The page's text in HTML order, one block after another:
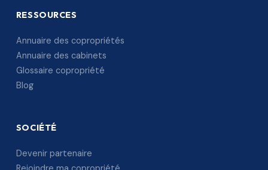
RESSOURCES
Annuaire des copropriétés
Annuaire des cabinets
Glossaire copropriété
Blog
SOCIÉTÉ
Devenir partenaire